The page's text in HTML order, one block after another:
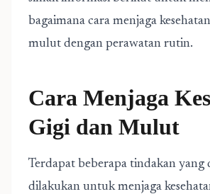
bagaimana cara menjaga
mulut dengan perawatan rutin.
Cara Menjaga
Gigi dan Mulut
Terdapat beberapa tindakan yang
dilakukan untuk menjaga